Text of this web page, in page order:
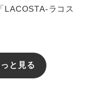
LACOSTA-ラコス
と見る